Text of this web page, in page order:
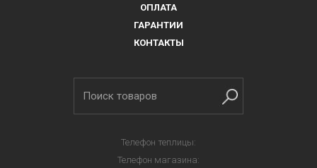
ОПЛАТА
ГАРАНТИИ
КОНТАКТЫ
Телефон теплицы:
Телефон магазина: